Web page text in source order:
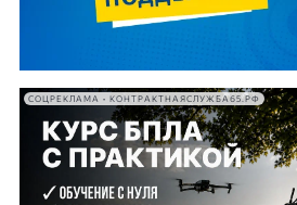
СОЦРЕКЛАМА • КОНТРАКТНАЯСЛУЖБА65.РФ